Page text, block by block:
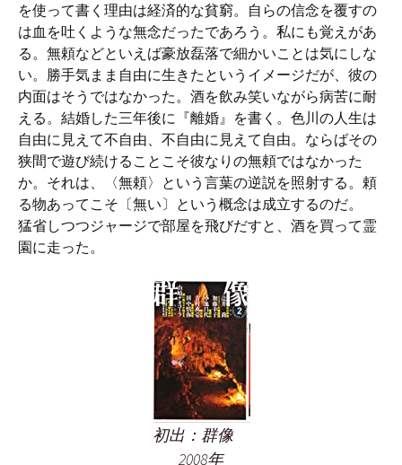
を使って書く理由は経済的な貧窮。自らの信念を覆すの
は血を吐くような無念だったであろう。私にも覚えがあ
る。無頼などといえば豪放磊落で細かいことは気にしな
い。勝手気まま自由に生きたというイメージだが、彼の
内面はそうではなかった。酒を飲み笑いながら病苦に耐
える。結婚した三年後に『離婚』を書く。色川の人生は
自由に見えて不自由、不自由に見えて自由。ならばその
狭間で遊び続けることこそ彼なりの無頼ではなかった
か。それは、〈無頼〉という言葉の逆説を照射する。頼
る物あってこそ〔無い〕という概念は成立するのだ。
猛省しつつジャージで部屋を飛びだすと、酒を買って霊
園に走った。
初出：群像
2008年